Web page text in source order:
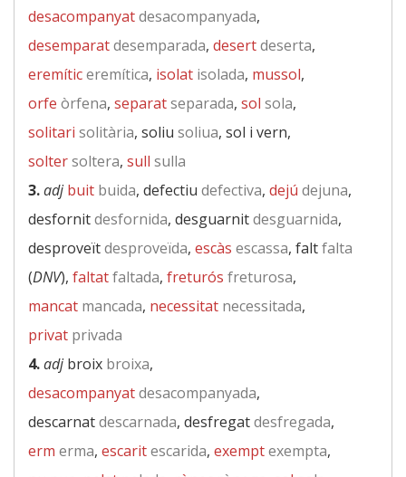
desacompanyatdesacompanyada,
desemparatdesemparada, desertdeserta,
eremíticeremítica, isolat isolada, mussol,
orfe òrfena, separatseparada, sol sola,
solitari solitària, soliu soliua, sol i vern,
soltersoltera, sull sulla
3.adj buit buida, defectiu defectiva, dejú dejuna,
desfornitdesfornida, desguarnitdesguarnida,
desproveïtdesproveïda, escàs escassa, faltfalta
(DNV), faltatfaltada, freturós freturosa,
mancat mancada, necessitat necessitada,
privat privada
4.adjbroix broixa,
desacompanyatdesacompanyada,
descarnatdescarnada, desfregatdesfregada,
erm erma, escaritescarida, exemptexempta,